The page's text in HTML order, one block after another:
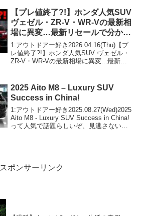
【プレ値終了?!】ホンダ人気SUV
ヴェゼル・ZR-V・WR-Vの最新相
場に異変…最新リセールで分かっ
た“損しないSUV”を中古車プロが
徹底比較！
1:アウトドアー好き2026.04.16(Thu)【プ
レ値終了?!】ホンダ人気SUV ヴェゼル・
ZR-V・WR-Vの最新相場に異変...最新リ
ぞ、見逃さないで！！...
2025 Aito M8 – Luxury SUV
Success in China!
1:アウトドアー好き2025.08.27(Wed)2025
Aito M8 - Luxury SUV Success in China!
って人気で話題らしいぞ、見逃さない
スポンサーリンク